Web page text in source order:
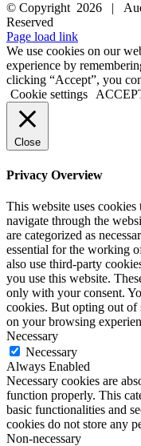
© Copyright 2026 |
Reserved
Facebook
Instagram
YouTube
LinkedIn
X
Page load link
We use cookies on our
experience by
clicking “Accept”, you
Cookie settings
Close
Privacy Overview
This website uses
navigate through the
are categorized as
essential for the working
also use third-party
you use this website.
only with your consent.
cookies. But opting out of
on your browsing
Necessary
Necessary
Always Enabled
Necessary cookies are
function properly. This
basic functionalities and
cookies do not store any
Non-necessary